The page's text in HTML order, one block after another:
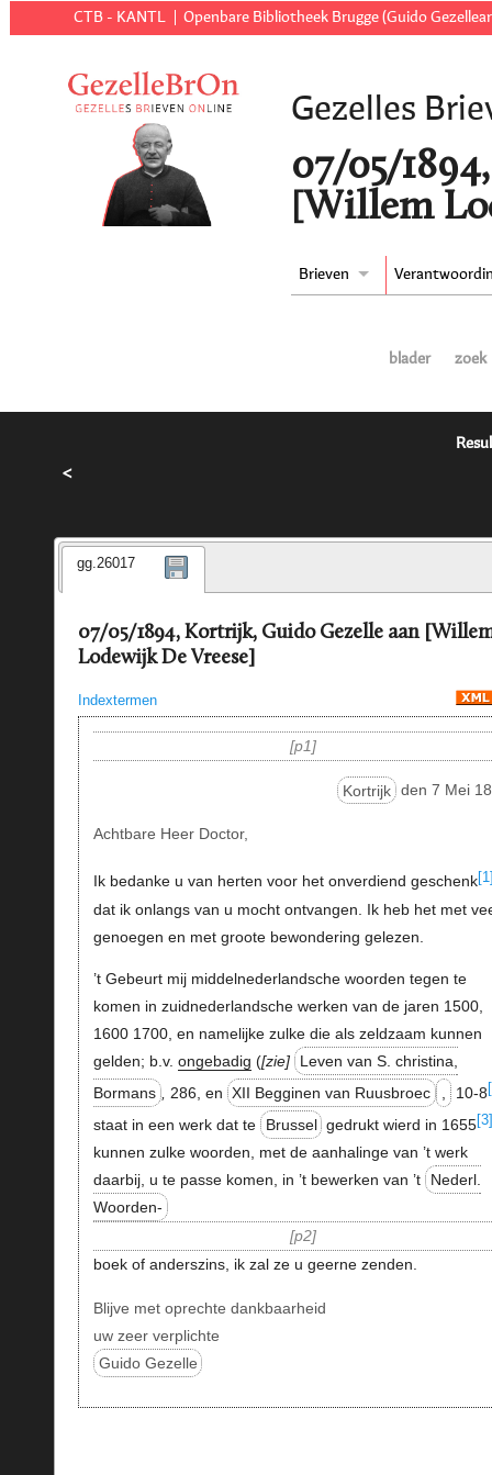
CTB - KANTL Openbare Bibliotheek Brugge (Guido
Gezelles
07/05/
[Willem
Brieven
blader zoek
<
gg.26017
07/05/1894, Kortrijk, Guido Gezelle aan
Lodewijk De Vreese]
Indextermen
p1
Kortrijk den 7 Mei
Achtbare Heer Doctor,
Ik bedanke u van herten voor het onverdiend geschenk
dat ik onlangs van u mocht ontvangen. Ik heb het met
genoegen en met groote bewondering gelezen.
’t Gebeurt mij middelnederlandsche woorden tegen te
komen in zuidnederlandsche werken van de jaren 1500,
1600 1700, en namelijke zulke die als zeldzaam kunnen
gelden; b.v. ongebadig ( zie
Leven van S. christina,
Bormans , 286, en XII Begginen van Ruusbroec 10-8
staat in een werk dat te Brussel gedrukt wierd in 1655
kunnen zulke woorden, met de aanhalinge van ’t werk
daarbij, u te passe komen, in ’t bewerken van ’t
Nederl.
Woorden-
p2
boek of anderszins, ik zal ze u geerne zenden.
Blijve met oprechte dankbaarheid
uw zeer verplichte
Guido Gezelle